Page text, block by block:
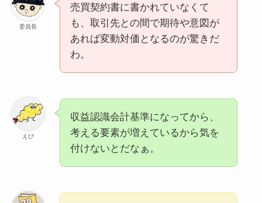
委員長
売買契約書に書かれていなくて
も、取引先との間で期待や意図が
あれば変動対価となるのが驚きだ
わ。
えび
収益認識会計基準になってから、
考える要素が増えているから気を
付けないとだなぁ。